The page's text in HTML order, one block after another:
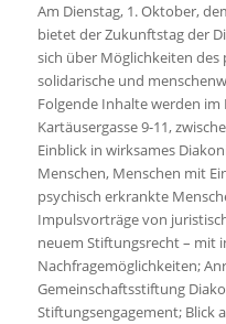
Am Dienstag, 1. Oktober,
bietet der Zukunftstag der
sich über Möglichkeiten des
solidarische und
Folgende Inhalte werden im
Kartäusergasse 9-11,
Einblick in wirksames
Menschen, Menschen mit
psychisch erkrankte
Impulsvorträge von
neuem Stiftungsrecht – mit
Nachfragemöglichkeiten;
Gemeinschaftsstiftung
Stiftungsengagement; Blick